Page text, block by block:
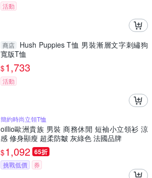
活動
商店
Hush Puppies T恤 男裝漸層文字刺繡狗
寬版T恤
$1,733
活動
簡約時尚立領T恤
oillio歐洲貴族 男裝 商務休閒 短袖小立領衫 涼
感 修身顯瘦 超柔防皺 灰綠色 法國品牌
$1,092 65折
挑戰低價 券